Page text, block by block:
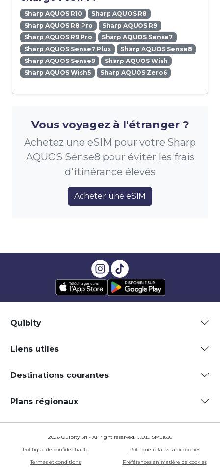
Sharp AQUOS R10
Sharp AQUOS R8
Sharp AQUOS R8 Pro
Sharp AQUOS R9
Sharp AQUOS R9 Pro
Sharp AQUOS Sense7
Sharp AQUOS Sense7 Plus
Sharp AQUOS Sense8
Sharp AQUOS Sense9
Sharp AQUOS Wish
Sharp AQUOS Wish5
Sharp AQUOS Zero6
Vous voyagez à l'étranger ?
Achetez une eSIM pour votre Sharp
AQUOS Sense8 pour éviter les frais
d'itinérance élevés
Acheter une eSIM
Quibity
Liens utiles
Destinations courantes
Plans régionaux
2026 Quibity Srl - All right reserved. C.O.E. SM31836
Politique de confidentialité
Politique relative aux cookies
Termes et conditions
Préférences en matière de cookies